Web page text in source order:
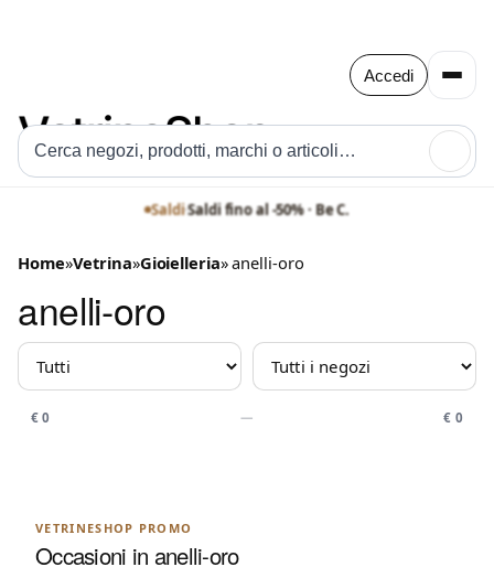
Accedi
Saldi·Saldi fino al -50% · Be C.
Saldi·Saldi fino al -50% · Paola B.
Home»Vetrina»Gioielleria» anelli-oro
anelli-oro
MARCHIO NEGOZIO
PREZZO
€ 0 — € 0
VETRINESHOP PROMO
Occasioni in anelli-oro